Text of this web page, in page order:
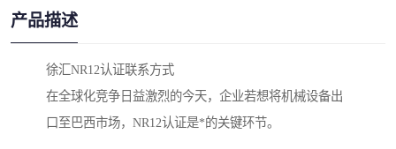
产品描述
徐汇NR12认证联系方式
在全球化竞争日益激烈的今天，企业若想将机械设备出
口至巴西市场，NR12认证是*的关键环节。